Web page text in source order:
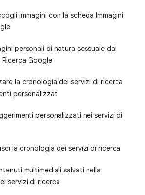
immagini con la scheda Immagini
personali di natura sessuale dai
Google
la cronologia dei servizi di ricerca
personalizzati
personalizzati nei servizi di
la cronologia dei servizi di ricerca
multimediali salvati nella
servizi di ricerca